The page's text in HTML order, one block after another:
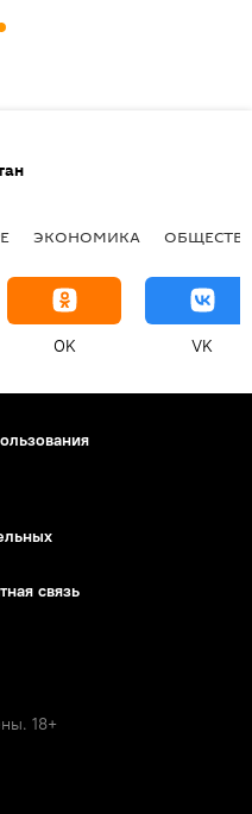
ЭКОНОМИКА
OK VK
связь
18+